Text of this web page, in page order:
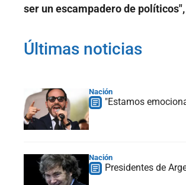
ser un escampadero de
Últimas noticias
Nación
"Estamos
Nación
Presidentes de